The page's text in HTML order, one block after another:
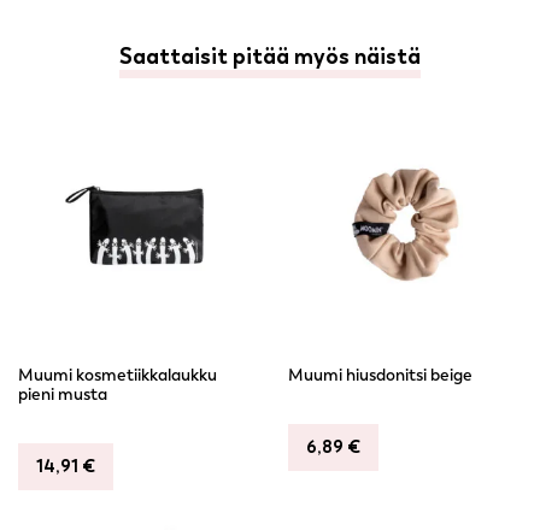
Saattaisit pitää myös näistä
Muumi kosmetiikkalaukku
pieni musta
14,91 €
Muumi hiusdonitsi beige
6,89 €